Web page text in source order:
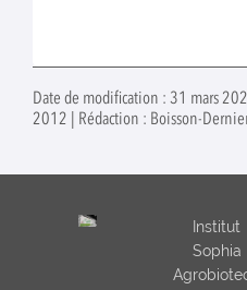
Date de modification : 31 mars
2012 | Rédaction : Boisson-
Institut
Sophia